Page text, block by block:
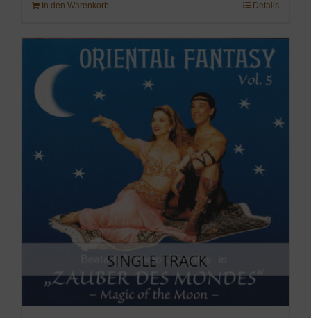
In den Warenkorb Details